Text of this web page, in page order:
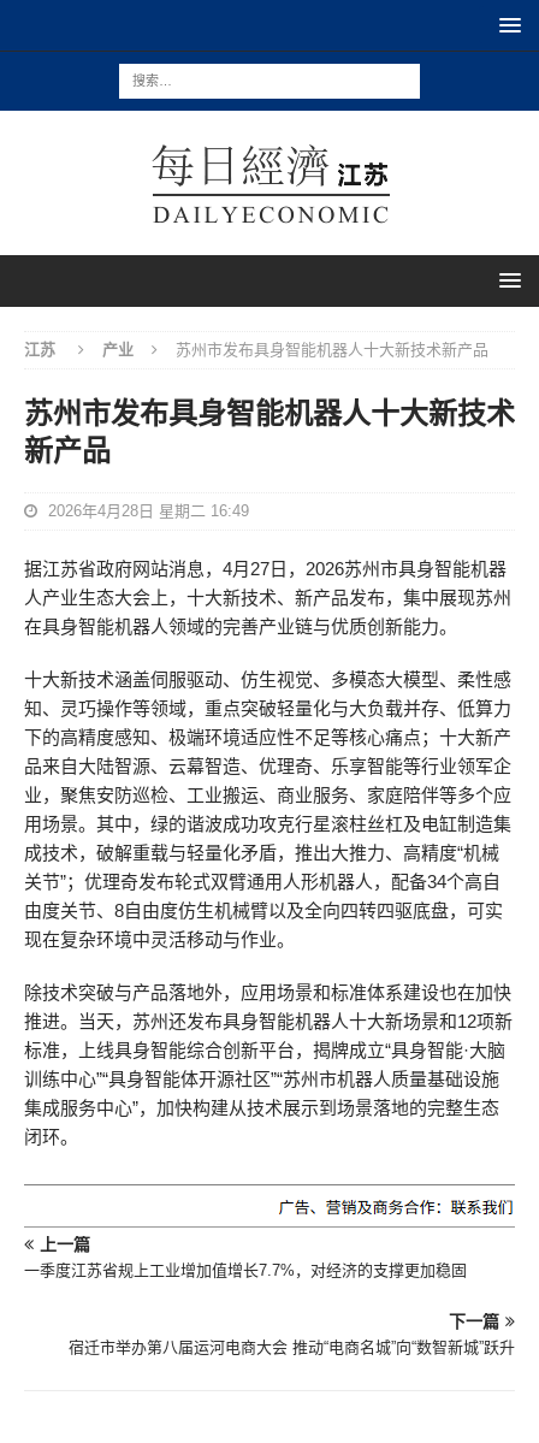
江苏 产业 苏州市发布具身智能机器人十大新技术新产品
苏州市发布具身智能机器人十大新技术
新产品
2026年4月28日 星期二 16:49
据江苏省政府网站消息，4月27日，2026苏州市具身智能机器
人产业生态大会上，十大新技术、新产品发布，集中展现苏州
在具身智能机器人领域的完善产业链与优质创新能力。
十大新技术涵盖伺服驱动、仿生视觉、多模态大模型、柔性感
知、灵巧操作等领域，重点突破轻量化与大负载并存、低算力
下的高精度感知、极端环境适应性不足等核心痛点；十大新产
品来自大陆智源、云幕智造、优理奇、乐享智能等行业领军企
业，聚焦安防巡检、工业搬运、商业服务、家庭陪伴等多个应
用场景。其中，绿的谐波成功攻克行星滚柱丝杠及电缸制造集
成技术，破解重载与轻量化矛盾，推出大推力、高精度“机械
关节”；优理奇发布轮式双臂通用人形机器人，配备34个高自
由度关节、8自由度仿生机械臂以及全向四转四驱底盘，可实
现在复杂环境中灵活移动与作业。
除技术突破与产品落地外，应用场景和标准体系建设也在加快
推进。当天，苏州还发布具身智能机器人十大新场景和12项新
标准，上线具身智能综合创新平台，揭牌成立“具身智能·大脑
训练中心”“具身智能体开源社区”“苏州市机器人质量基础设施
集成服务中心”，加快构建从技术展示到场景落地的完整生态
闭环。
上一篇
一季度江苏省规上工业增加值增长7.7%，对经济的支撑更加稳固
下一篇
宿迁市举办第八届运河电商大会 推动“电商名城”向“数智新城”跃升